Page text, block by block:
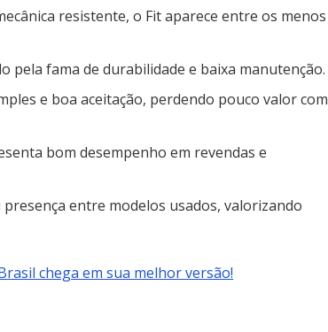
resistente, o Fit aparece entre os menos
pela fama de durabilidade e baixa manutenção.
e boa aceitação, perdendo pouco valor com
bom desempenho em revendas e
entre modelos usados, valorizando
chega em sua melhor versão!